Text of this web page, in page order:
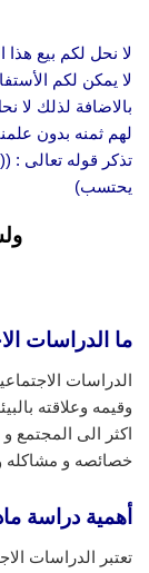
لا نحل لكم بيع هذا
لا يمكن لكم
بالاضافة لذلك لا
لهم ثمنه بدون
تذكر قوله تعالى :
يحتسب)
ما الدراسات
الدراسات
وقيمه وعلاقته
اكثر الى
خصائصه و مشاكله
أهمية دراسة
تعتبر الدراسات